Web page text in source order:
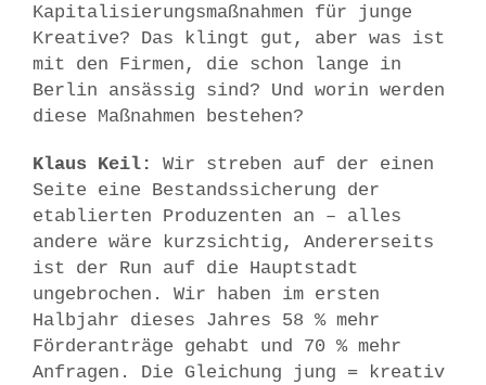
Kapitalisierungsmaßnahmen für junge
Kreative? Das klingt gut, aber was ist
mit den Firmen, die schon lange in
Berlin ansässig sind? Und worin werden
diese Maßnahmen bestehen?
Klaus Keil: Wir streben auf der einen
Seite eine Bestandssicherung der
etablierten Produzenten an – alles
andere wäre kurzsichtig, Andererseits
ist der Run auf die Hauptstadt
ungebrochen. Wir haben im ersten
Halbjahr dieses Jahres 58 % mehr
Förderanträge gehabt und 70 % mehr
Anfragen. Die Gleichung jung = kreativ